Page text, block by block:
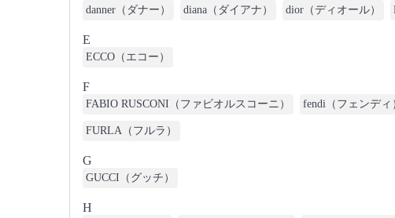
danner（ダナー） diana（ダイアナ） dior（ディオール）
E
ECCO（エコー）
F
FABIO RUSCONI（ファビオルスコーニ） fendi（フェンディ
FURLA（フルラ）
G
GUCCI（グッチ）
H